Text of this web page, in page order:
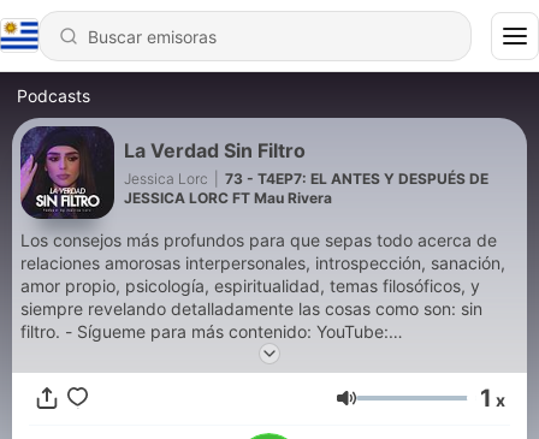
Podcasts
La Verdad Sin Filtro
Jessica Lorc
73 - T4EP7: EL ANTES Y DESPUÉS DE
JESSICA LORC FT Mau Rivera
Los consejos más profundos para que sepas todo acerca de
relaciones amorosas interpersonales, introspección, sanación,
amor propio, psicología, espiritualidad, temas filosóficos, y
siempre revelando detalladamente las cosas como son: sin
filtro. - Sígueme para más contenido: YouTube:
https://www.youtube.com/@lvsfpod IG: @jessicaalorc |
@lvsfpod TT: @jessicaloorc | @lvsfpod FB: La Verdad Sin Filtro
Volumen 1 x